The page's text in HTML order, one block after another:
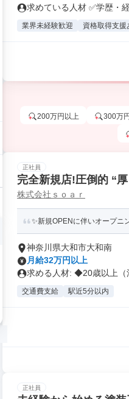
求めている人材 ✅学歴・
業界未経験歓迎 資格取得支援
200万円以上 300万
正社員
完全新規店!圧倒的 “
株式会社ｓｏａｒ
✨新規OPENに伴いオープニ
神奈川県大和市大和南
月給32万円以上
求める人材: ◆20歳以上（
交通費支給 駅近5分以内
正社員